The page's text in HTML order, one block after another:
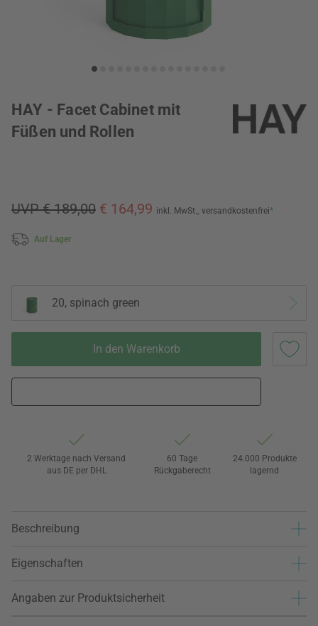
HAY - Facet Cabinet mit
Füßen und Rollen
UVP € 189,00 € 164,99 inkl. MwSt., versandkostenfrei*
Auf Lager
20, spinach green
In den Warenkorb
2 Werktage nach Versand
aus DE per DHL
60 Tage
Rückgaberecht
24.000 Produkte
lagernd
Beschreibung
Eigenschaften
Angaben zur Produktsicherheit